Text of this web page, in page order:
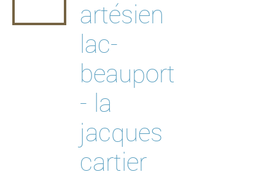
puits municipaux
forages spécialisés
artésien
lac-
beauport
- la
jacques
cartier